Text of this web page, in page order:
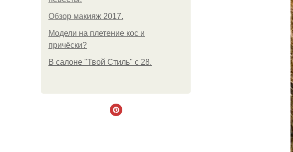
Обзор макияж 2017.
Модели на плетение кос и
причёски?
В салоне "Твой Стиль" с 28.